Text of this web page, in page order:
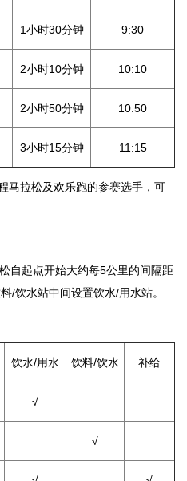
1小时30分钟 9:30
2小时10分钟 10:10
2小时50分钟 10:50
3小时15分钟 11:15
马拉松及欢乐跑的参赛选手，可
自起点开始大约每5公里的间隔距
/饮水站中间设置饮水/用水站。
饮水/用水 饮料/饮水 补给
√
√